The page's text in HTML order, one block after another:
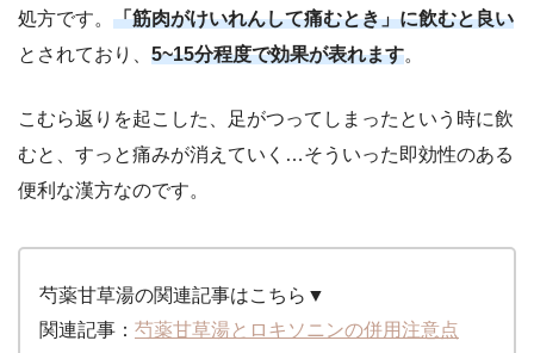
処方です。 「筋肉がけいれんして痛むとき」に飲むと良い
とされており、 5~15分程度で効果が表れます。
こむら返りを起こした、足がつってしまったという時に飲
むと、すっと痛みが消えていく…そういった即効性のある
便利な漢方なのです。
芍薬甘草湯の関連記事はこちら▼
関連記事： 芍薬甘草湯とロキソニンの併用注意点